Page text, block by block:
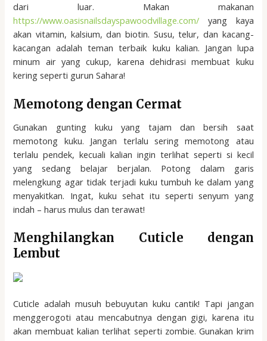
dari luar. Makan makanan
https://www.oasisnailsdayspawoodvillage.com/ yang kaya
akan vitamin, kalsium, dan biotin. Susu, telur, dan kacang-
kacangan adalah teman terbaik kuku kalian. Jangan lupa
minum air yang cukup, karena dehidrasi membuat kuku
kering seperti gurun Sahara!
Memotong dengan Cermat
Gunakan gunting kuku yang tajam dan bersih saat
memotong kuku. Jangan terlalu sering memotong atau
terlalu pendek, kecuali kalian ingin terlihat seperti si kecil
yang sedang belajar berjalan. Potong dalam garis
melengkung agar tidak terjadi kuku tumbuh ke dalam yang
menyakitkan. Ingat, kuku sehat itu seperti senyum yang
indah – harus mulus dan terawat!
Menghilangkan Cuticle dengan
Lembut
Cuticle adalah musuh bebuyutan kuku cantik! Tapi jangan
menggerogoti atau mencabutnya dengan gigi, karena itu
akan membuat kalian terlihat seperti zombie. Gunakan krim